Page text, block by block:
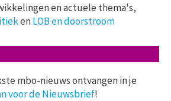
en actuele thema's,
enLOB en doorstroom
mbo-nieuws ontvangen in je
voor de Nieuwsbrief!